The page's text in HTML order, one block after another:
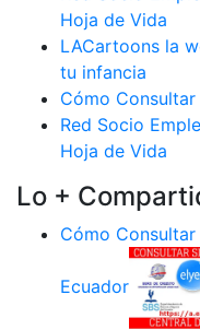
Hoja de Vida
LACartoons la
tu infancia
Cómo
Red Socio
Hoja de Vida
Lo +
Cómo
Ecuador